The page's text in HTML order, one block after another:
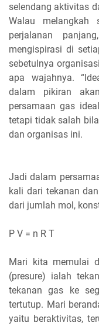
selendang aktivitas
Walau
perjalanan
mengispirasi di
sebetulnya
apa wajahnya.
dalam pikiran
persamaan gas
tetapi tidak salah
dan organisas ini.
Jadi dalam
kali dari tekanan
dari jumlah mol,
P V = n R T
Mari kita memulai
(presure) ialah
tekanan gas ke
tertutup. Mari
yaitu beraktivitas,